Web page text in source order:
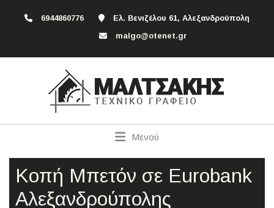
6944860776
Ελ. Βενιζέλου 61, Αλεξανδρούπολη
malgo@otenet.gr
Μενού
Κοπή Μπετόν σε Eurobank
Αλεξανδρούπολης